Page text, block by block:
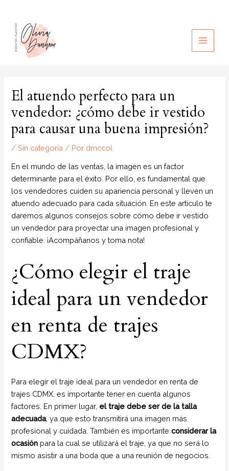
contenido
MAIN
El atuendo perfecto para un
vendedor: ¿cómo debe ir vestido
para causar una buena impresión?
/Sin categoría / Por dmccol
En el mundo de las ventas, la imagen es un factor
determinante para el éxito. Por ello, es fundamental que
los vendedores cuiden su apariencia personal y lleven un
atuendo adecuado para cada situación. En este artículo te
daremos algunos consejos sobre cómo debe ir vestido
un vendedor para proyectar una imagen profesional y
confiable. ¡Acompáñanos y toma nota!
¿Cómo elegir el traje
ideal para un vendedor
en renta de trajes
CDMX?
Para elegir el traje ideal para un vendedor en renta de
trajes CDMX, es importante tener en cuenta algunos
factores. En primer lugar, el traje debe ser de la talla
adecuada, ya que esto transmitirá una imagen más
profesional y cuidada. También es importanteconsiderar la
ocasión para la cual se utilizará el traje, ya que no será lo
mismo asistir a una boda que a una reunión de negocios.